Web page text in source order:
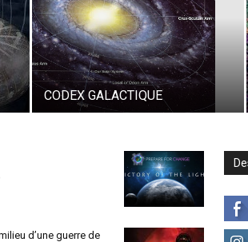
CODEX GALACTIQUE
d’une guerre de